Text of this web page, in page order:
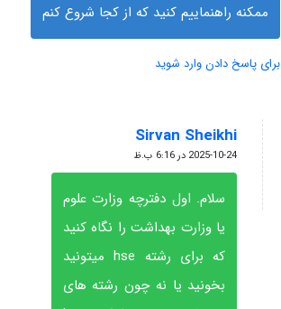
ممکنه راهنماییم کنید که از کجا شروع کنم
برای پاسخ دادن وارد شوید
Sirvan Sheikhi
گفته:
2025-10-24 در 6:16 ب.ظ
سلام. اول دفترچه وزارت علوم
یا وزارت بهداشت را نگاه کنید
که برای رشته hse میتونید
بخونید یا نه چون رشته های